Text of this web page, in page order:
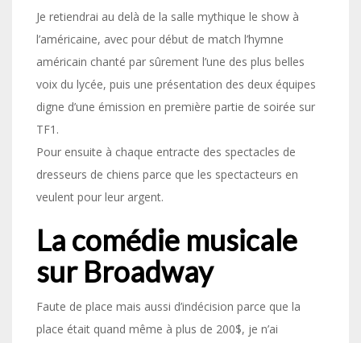
Je retiendrai au delà de la salle mythique le show à
l’américaine, avec pour début de match l’hymne
américain chanté par sûrement l’une des plus belles
voix du lycée, puis une présentation des deux équipes
digne d’une émission en première partie de soirée sur
TF1.
Pour ensuite à chaque entracte des spectacles de
dresseurs de chiens parce que les spectacteurs en
veulent pour leur argent.
La comédie musicale
sur Broadway
Faute de place mais aussi d’indécision parce que la
place était quand même à plus de 200$, je n’ai